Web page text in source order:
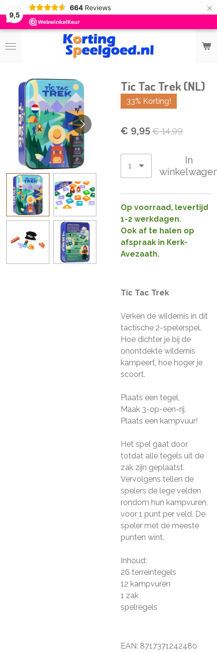
9,5
664 Reviews ×
Tic Tac Trek (NL)
33% Korting!
€ 9,95€ 14,99
In
Op voorraad, levertijd
1-2 werkdagen.
Ook af te halen op
afspraak in Kerk-
Avezaath.
Tic Tac Trek
Verken de wildernis in dit
tactische 2-spelerspel.
Hoe dichter je bij de
onontdekte wildernis
kampeert, hoe hoger je
scoort.
Plaats een tegel,
Maak 3-op-een-rij,
Plaats een kampvuur!
Het spel gaat door
totdat alle tegels uit de
zak zijn geplaatst.
Vervolgens tellen de
spelers de lege velden
rondom hun kampvuren,
voor 1 punt per veld. De
speler met de meeste
punten wint.
Inhoud:
26 terreintegels
12 kampvuren
1 zak
spelregels
EAN: 8717371242480